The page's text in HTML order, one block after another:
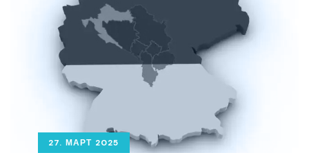
27. МАРТ 2025